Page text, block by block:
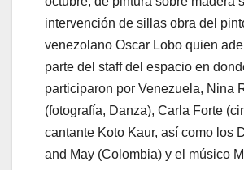
intervención de sillas obra del
venezolano Oscar Lobo quien
parte del staff del espacio en
participaron por Venezuela, Nina
(fotografía, Danza), Carla Forte
cantante Koto Kaur, así como los
and May (Colombia) y el músico